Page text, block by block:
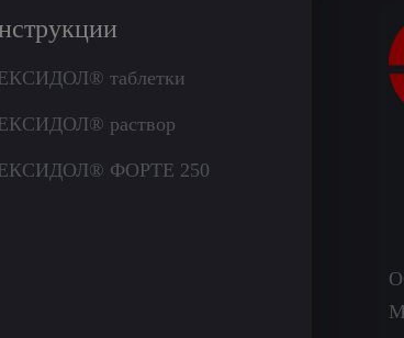
таблетки
раствор
ФОРТЕ 250